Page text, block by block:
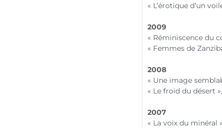
« L’érotique d’un
2009
« Réminiscence du
« Femmes de
2008
« Une image
« Le froid du désert
2007
« La voix du minéral